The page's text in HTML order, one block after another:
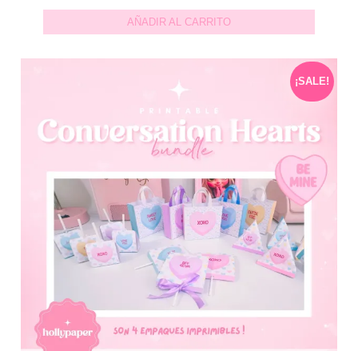
AÑADIR AL CARRITO
¡SALE!